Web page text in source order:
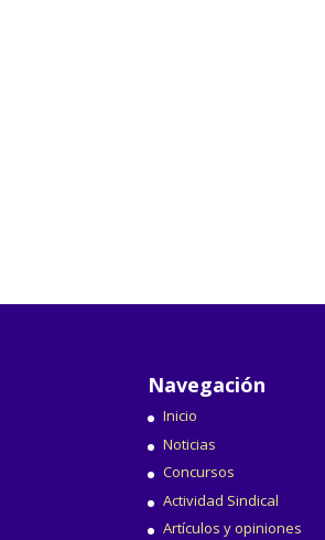
Navegación
Inicio
Noticias
Concursos
Actividad Sindical
Artículos y opiniones